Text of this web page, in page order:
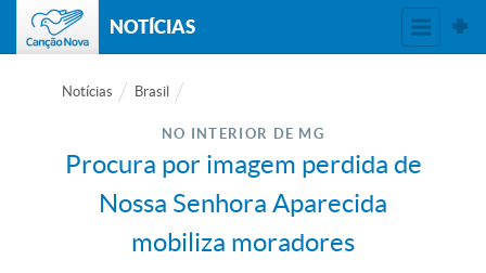
NOTÍCIAS
Notícias Brasil
NO INTERIOR DE MG
Procura por imagem perdida de
Nossa Senhora Aparecida
mobiliza moradores